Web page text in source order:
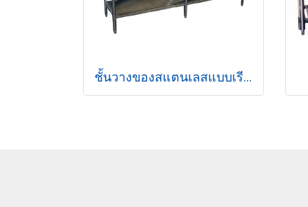
ชั้นวางของสแตนเลสแบบเรียบ 4 ชั้น